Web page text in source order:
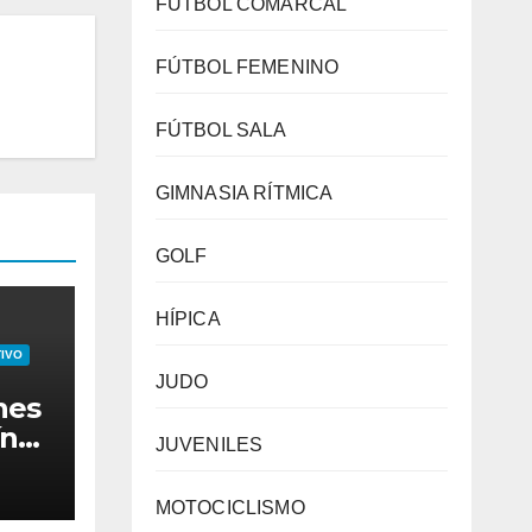
e
FÚTBOL COMARCAL
FÚTBOL FEMENINO
FÚTBOL SALA
GIMNASIA RÍTMICA
GOLF
HÍPICA
JUDO
JUVENILES
MOTOCICLISMO